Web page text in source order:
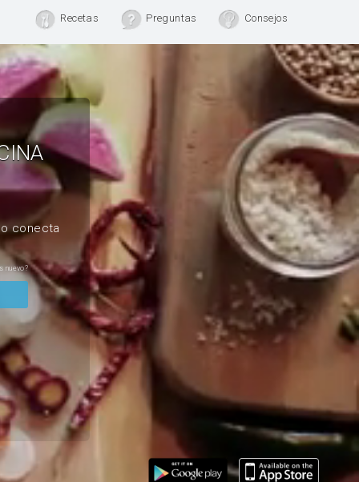
Recetas Preguntas Consejos
conecta
nuevo?